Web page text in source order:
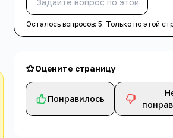
Осталось вопросов:5. Только по этой
Оцените страницу
Понравилось